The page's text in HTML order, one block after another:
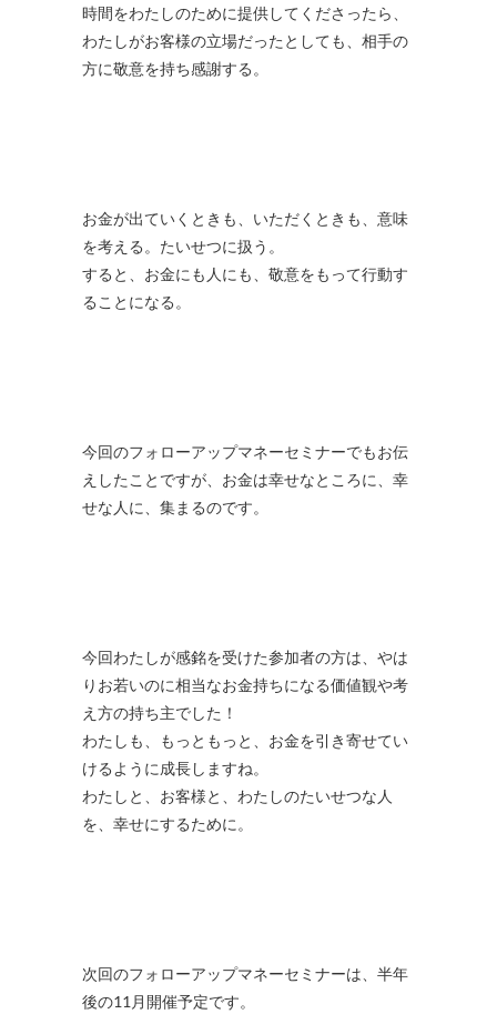
時間をわたしのために提供してくださったら、
わたしがお客様の立場だったとしても、相手の
方に敬意を持ち感謝する。
お金が出ていくときも、いただくときも、意味
を考える。たいせつに扱う。
すると、お金にも人にも、敬意をもって行動す
ることになる。
今回のフォローアップマネーセミナーでもお伝
えしたことですが、お金は幸せなところに、幸
せな人に、集まるのです。
今回わたしが感銘を受けた参加者の方は、やは
りお若いのに相当なお金持ちになる価値観や考
え方の持ち主でした！
わたしも、もっともっと、お金を引き寄せてい
けるように成長しますね。
わたしと、お客様と、わたしのたいせつな人
を、幸せにするために。
次回のフォローアップマネーセミナーは、半年
後の11月開催予定です。